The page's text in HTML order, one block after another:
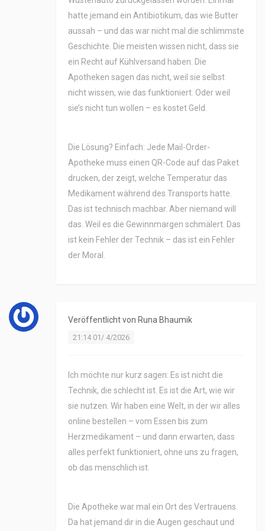
hatte jemand ein Antibiotikum, das wie Butter
aussah – und das war nicht mal die schlimmste
Geschichte. Die meisten wissen nicht, dass sie
ein Recht auf Kühlversand haben. Die
Apotheken sagen das nicht, weil sie selbst
nicht wissen, wie das funktioniert. Oder weil
sie’s nicht tun wollen – es kostet Geld.
Die Lösung? Einfach: Jede Mail-Order-
Apotheke muss einen QR-Code auf das Paket
drucken, der zeigt, welche Temperatur das
Medikament während des Transports hatte.
Das ist technisch machbar. Aber niemand will
das. Weil es die Gewinnmargen schmälert. Das
ist kein Fehler der Technik – das ist ein Fehler
der Moral.
Veröffentlicht von Runa Bhaumik
21:14 01/ 4/2026
Ich möchte nur kurz sagen: Es ist nicht die
Technik, die schlecht ist. Es ist die Art, wie wir
sie nutzen. Wir haben eine Welt, in der wir alles
online bestellen – vom Essen bis zum
Herzmedikament – und dann erwarten, dass
alles perfekt funktioniert, ohne uns zu fragen,
ob das menschlich ist.
Die Apotheke war mal ein Ort des Vertrauens.
Da hat jemand dir in die Augen geschaut und